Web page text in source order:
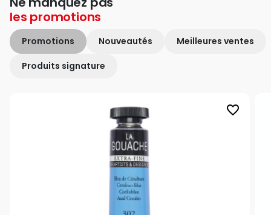
les promotions
Promotions Nouveautés Meilleures ventes
Produits signature
favorite_border